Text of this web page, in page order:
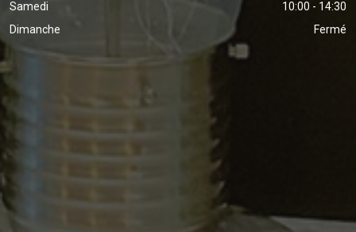
Samedi
10:00 - 14:30
Dimanche
Fermé